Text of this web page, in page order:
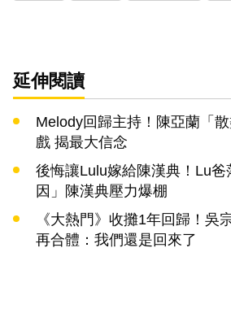
延伸閱讀
Melody回歸主持！陳亞蘭「
戲 揭最大信念
後悔讓Lulu嫁給陳漢典！Lu爸
因」陳漢典壓力爆棚
《大熱門》收攤1年回歸！吳
再合體：我們還是回來了